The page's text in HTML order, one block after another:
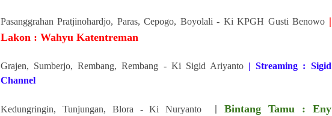
Pasanggrahan Pratjinohardjo, Paras, Cepogo, Boyolali - Ki KPGH Gusti Benowo |
Lakon : Wahyu Katentreman
Grajen, Sumberjo, Rembang, Rembang - Ki Sigid Ariyanto | Streaming : Sigid
Channel
Kedungringin, Tunjungan, Blora - Ki Nuryanto
Bintang Tamu : Eny